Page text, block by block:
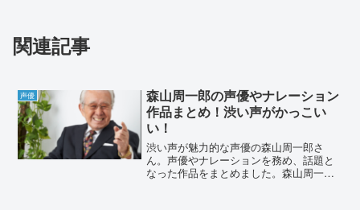
関連記事
声優
森山周一郎の声優やナレーション
作品まとめ！渋い声がかっこい
い！
渋い声が魅力的な声優の森山周一郎さ
ん。声優やナレーションを務め、話題と
なった作品をまとめました。森山周一郎